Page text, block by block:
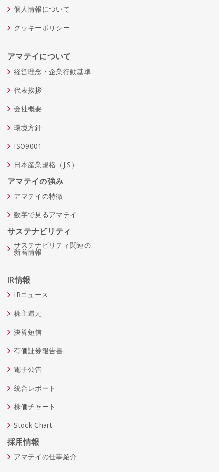
個人情報について
クッキーポリシー
アマテイについて
経営理念・企業行動基準
代表挨拶
会社概要
環境方針
ISO9001
日本産業規格（JIS）
アマテイの強み
アマテイの特徴
数字で見るアマテイ
サステナビリティ
サステナビリティ関連の
新着情報
IR情報
IRニュース
株主還元
決算短信
有価証券報告書
電子公告
統合レポート
株価チャート
Stock Chart
採用情報
アマテイの仕事紹介